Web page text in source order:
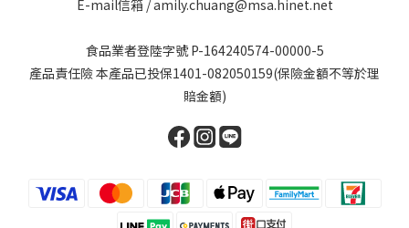
E-mail信箱 / amily.chuang@msa.hinet.net
食品業者登陸字號 P-164240574-00000-5
產品責任險 本產品已投保1401-082050159(保險金額不等於理
賠金額)